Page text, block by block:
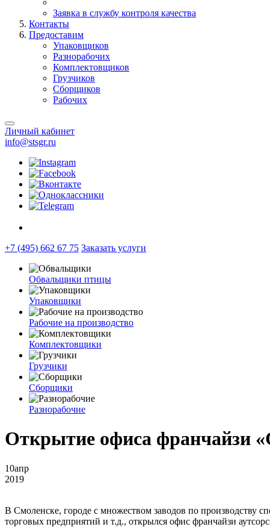
Заявка в службу контроля качества
Контакты
Предоставим
Упаковщиков
Разнорабочих
Комплектовщиков
Грузчиков
Сборщиков
Рабочих
Личный кабинет
info@stsgr.ru
+7 (495) 662 67 75 Заказать услуги
Обвальщики птицы
Упаковщики
Рабочие на производство
Комплектовщики
Грузчики
Сборщики
Разнорабочие
Открытие офиса франчайзи
10апр
2019
В Смоленске, городе с множеством заводов по производству
торговых предприятий и т.д., открылся офис франчайзи